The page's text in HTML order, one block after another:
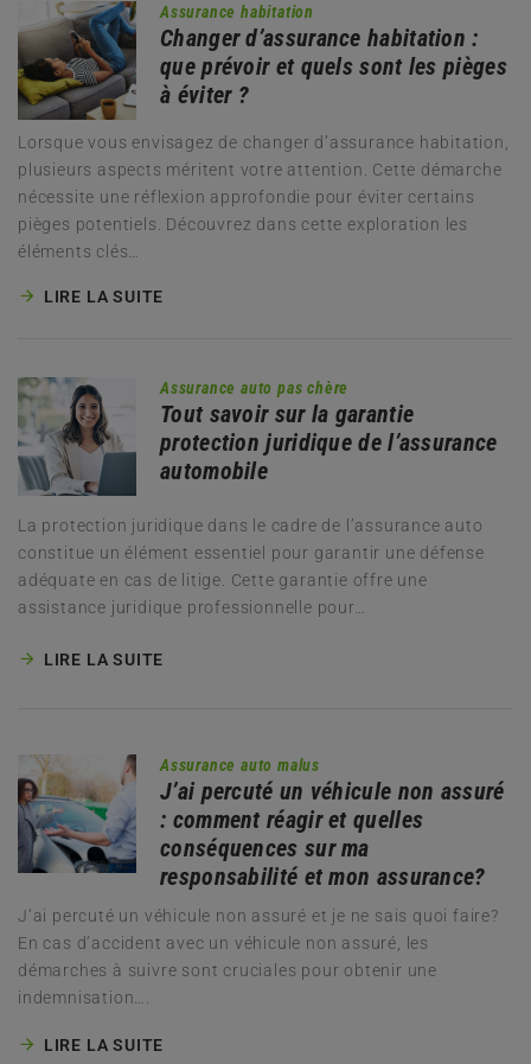
Assurance habitation
Changer d’assurance habitation :
que prévoir et quels sont les pièges
à éviter ?
Lorsque vous envisagez de changer d’assurance habitation,
plusieurs aspects méritent votre attention. Cette démarche
nécessite une réflexion approfondie pour éviter certains
pièges potentiels. Découvrez dans cette exploration les
éléments clés…
LIRE LA SUITE
Assurance auto pas chère
Tout savoir sur la garantie
protection juridique de l’assurance
automobile
La protection juridique dans le cadre de l’assurance auto
constitue un élément essentiel pour garantir une défense
adéquate en cas de litige. Cette garantie offre une
assistance juridique professionnelle pour…
LIRE LA SUITE
Assurance auto malus
J’ai percuté un véhicule non assuré
: comment réagir et quelles
conséquences sur ma
responsabilité et mon assurance?
J’ai percuté un véhicule non assuré et je ne sais quoi faire?
En cas d’accident avec un véhicule non assuré, les
démarches à suivre sont cruciales pour obtenir une
indemnisation….
LIRE LA SUITE